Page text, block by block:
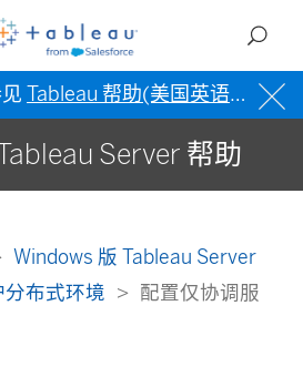
Tableau 帮助(美国英语) 。
Server 帮助
Windows 版 Tableau Server
分布式环境
配置仅协调服